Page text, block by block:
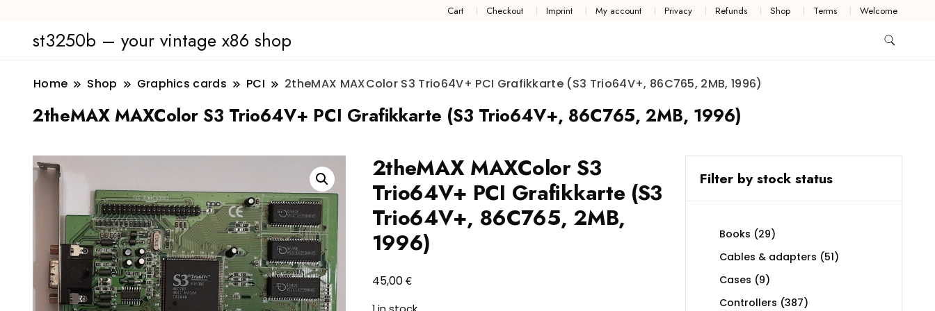
Cart Checkout Imprint My account Privacy Refunds Shop Terms Welcome
st3250b – your vintage x86 shop
Home Shop Graphics cards PCI 2theMAX MAXColor S3 Trio64V+ PCI Grafikkarte (S3 Trio64V+, 86C765, 2MB, 1996)
2theMAX MAXColor S3 Trio64V+ PCI Grafikkarte (S3 Trio64V+, 86C765, 2MB, 1996)
2theMAX MAXColor S3
Trio64V+ PCI Grafikkarte (S3
Trio64V+, 86C765, 2MB,
1996)
45,00€
Filter by stock status
Books 2929
Cables & adapters 5151
Cases 99
products
Controllers 387387